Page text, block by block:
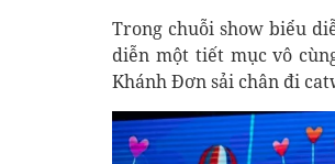
Trong chuỗi show biểu
diễn một tiết mục vô
Khánh Đơn sải chân đi